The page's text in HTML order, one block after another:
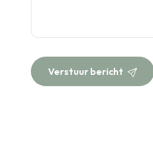
Verstuur bericht